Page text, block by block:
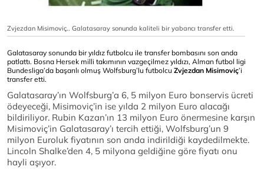
Zvjezdan Misimoviç.. Galatasaray sonunda kaliteli bir yabancı transfer etti.
Galatasaray sonunda bir yıldız futbolcu ile transfer bombasını son anda
patlattı. Bosna Hersek milli takımının vazgeçilmez yıldızı, Alman futbol ligi
Bundesliga’da başarılı olmuş Wolfsburg’lu futbolcu Zvjezdan Misimoviç’i
transfer etti.
Galatasaray’ın Wolfsburg’a 6, 5 milyon Euro bonservis ücreti
ödeyeceği, Misimoviç’in ise yılda 2 milyon Euro alacağı
bildiriliyor. Rubin Kazan’ın 13 milyon Euro önermesine karşın
Misimoviç’in Galatasaray’ı tercih ettiği, Wolfsburg’un 9
milyon Euroluk fiyatının son anda indirildiği kaydedilmekte.
Lincoln Shalke’den 4, 5 milyona geldiğine göre fiyatı onu
hayli aşıyor.